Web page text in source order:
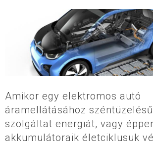
Amikor egy elektromos autó
áramellátásához
szolgáltat energiát, vagy
akkumulátoraik életciklusuk